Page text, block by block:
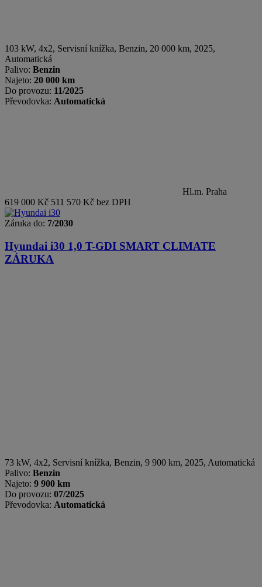
103 kW, 4x2, Servisní knížka, Benzin, 20 000 km, 2025,
Automatická
Palivo: Benzin
Najeto: 20 000 km
Do provozu: 11/2025
Převodovka: Automatická
Hl.m. Praha
619 000 Kč 511 570 Kč bez DPH
Záruka do: 7/2030
Hyundai i30 1,0 T-GDI SMART CLIMATE
ZÁRUKA
73 kW, 4x2, Servisní knížka, Benzin, 9 900 km, 2025, Automatická
Palivo: Benzin
Najeto: 9 900 km
Do provozu: 07/2025
Převodovka: Automatická